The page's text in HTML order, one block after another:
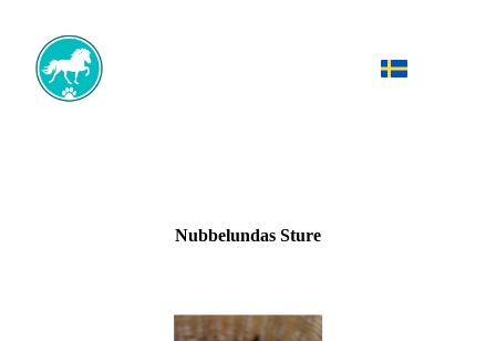
Nubbelundas Sture